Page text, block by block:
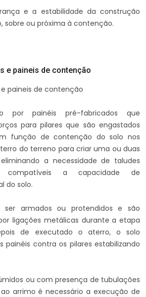
e a estabilidade da construção
sobre ou próxima à contenção.
e paineis de contenção
paineis de contenção
por painéis pré-fabricados que
para pilares que são engastados
função de contenção do solo nos
do terreno para criar uma ou duas
a necessidade de taludes
compatíveis a capacidade de
do solo.
ser armados ou protendidos e são
ligações metálicas durante a etapa
de executado o aterro, o solo
painéis contra os pilares estabilizando
ou com presença de tubulações
arrimo é necessário a execução de